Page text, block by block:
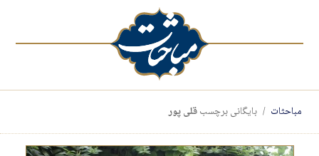
مباحثات بایگانی برچسبقلی پور